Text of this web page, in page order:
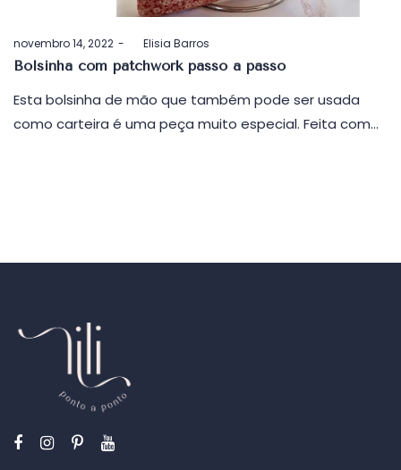
Postado
em
novembro 14, 2022 byElisia Barros
Bolsinha com patchwork passo a passo
Esta bolsinha de mão que também pode ser usada
como carteira é uma peça muito especial. Feita com…